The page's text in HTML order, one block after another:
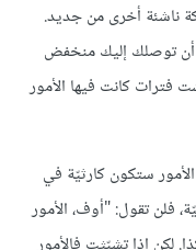
ناشئة أخرى من جديد.
أن توصلك إليك منخفض
كانت فيها الأمور
ستكون كارثيّة في
فلن تقول: "أوف، الأمور